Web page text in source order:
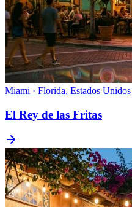
Miami · Florida, Estados Unidos
El Rey de las Fritas